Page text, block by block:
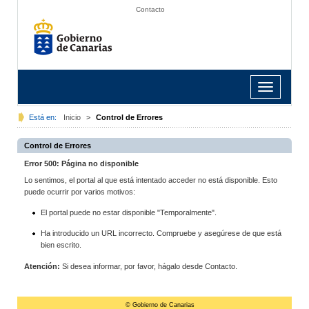
Contacto
Toggle
navigation
Está en: Inicio > Control de Errores
Control de Errores
Error 500: Página no disponible
Lo sentimos, el portal al que está intentado acceder no está disponible. Esto
puede ocurrir por varios motivos:
El portal puede no estar disponible "Temporalmente".
Ha introducido un URL incorrecto. Compruebe y asegúrese de que está
bien escrito.
Atención: Si desea informar, por favor, hágalo desde Contacto.
© Gobierno de Canarias